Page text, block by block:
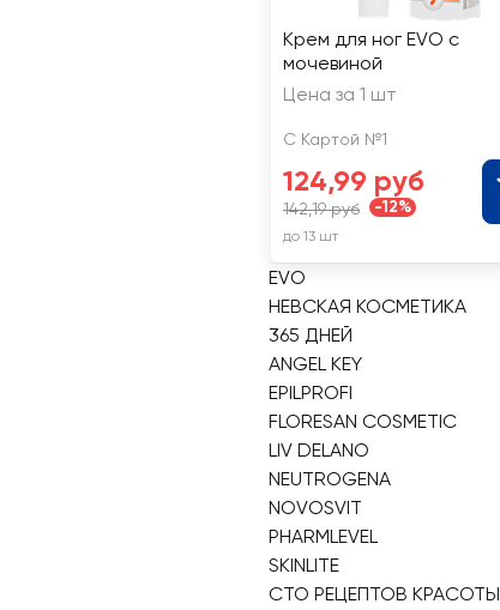
Крем для ног EVO с
мочевиной
Цена за 1 шт
С Картой №1
124,99 руб
142,19 руб -12%
до 13 шт
EVO
НЕВСКАЯ КОСМЕТИКА
365 ДНЕЙ
ANGEL KEY
EPILPROFI
FLORESAN COSMETIC
LIV DELANO
NEUTROGENA
NOVOSVIT
PHARMLEVEL
SKINLITE
СТО РЕЦЕПТОВ КРАСОТЫ